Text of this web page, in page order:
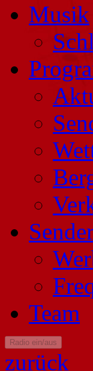
Musik
Team
Radio ein/aus
zurück